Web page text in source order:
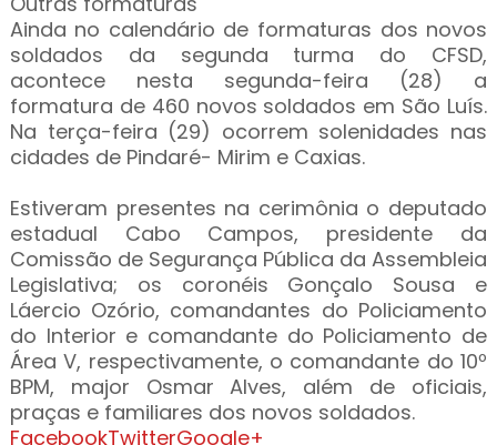
Ainda no calendário de formaturas dos novos
soldados da segunda turma do CFSD,
acontece nesta segunda-feira (28) a
formatura de 460 novos soldados em São Luís.
Na terça-feira (29) ocorrem solenidades nas
cidades de Pindaré- Mirim e Caxias.
Estiveram presentes na cerimônia o deputado
estadual Cabo Campos, presidente da
Comissão de Segurança Pública da Assembleia
Legislativa; os coronéis Gonçalo Sousa e
Láercio Ozório, comandantes do Policiamento
do Interior e comandante do Policiamento de
Área V, respectivamente, o comandante do 10º
BPM, major Osmar Alves, além de oficiais,
praças e familiares dos novos soldados.
FacebookTwitterGoogle+